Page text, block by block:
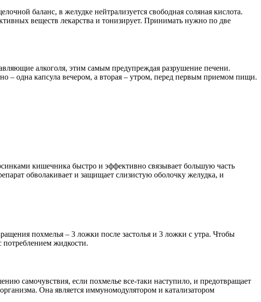
баланс, в желудке нейтрализуется свободная соляная кислота.
веществ лекарства и тонизирует. Принимать нужно по две
алкоголя, этим самым предупреждая разрушение печени.
– одна капсула вечером, а вторая – утром, перед первым приемом пищи.
кишечника быстро и эффективно связывает большую часть
обволакивает и защищает слизистую оболочку желудка, и
похмелья – 3 ложки после застолья и 3 ложки с утра. Чтобы
потреблением жидкости.
самочувствия, если похмелье все-таки наступило, и предотвращает
Она является иммуномодулятором и катализатором